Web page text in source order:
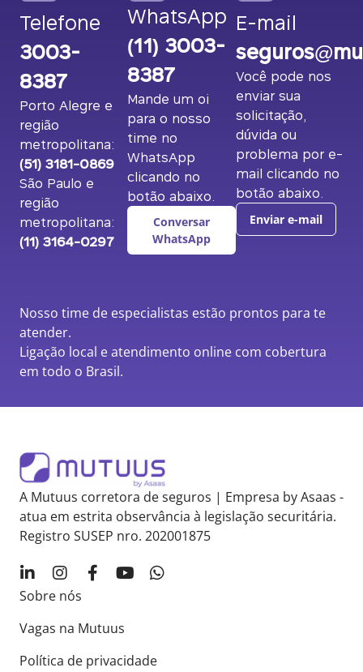
Telefone
3003-
8387
Porto Alegre e
região
metropolitana:
(51) 3181-0869
São Paulo e
região
metropolitana:
(11) 3164-0297
WhatsApp
(11) 3003-
8387
Mande um oi
para o nosso
time no
WhatsApp
clicando no
botão abaixo.
Conversar
WhatsApp
E-mail
Você pode nos
enviar sua
solicitação,
dúvida ou
problema por e-
mail clicando no
botão abaixo.
Enviar e-mail
Nosso time de especialistas estão prontos para te
atender.
Ligação local e atendimento online com cobertura
em todo o Brasil.
A Mutuus corretora de seguros | Empresa by Asaas -
atua em estrita observância à legislação securitária.
Registro SUSEP nro. 202001875
Sobre nós
Vagas na Mutuus
Política de privacidade